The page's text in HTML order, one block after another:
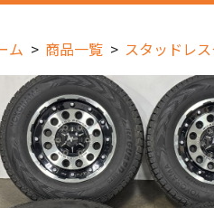
ム 商品一覧 スタッドレ